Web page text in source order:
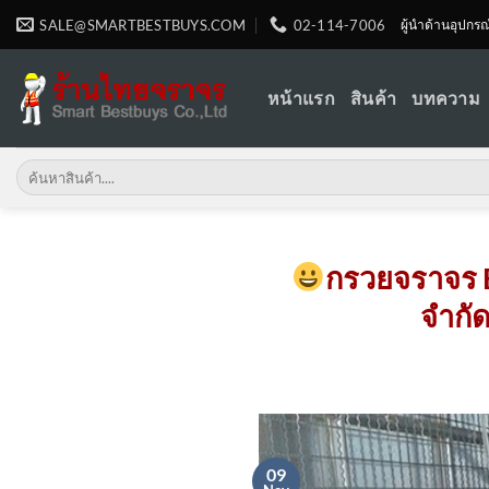
Skip
SALE@SMARTBESTBUYS.COM 02-114-7006 ผู้นำด้านอุปกร
หน้าแรก สินค้า บทความ
Search
for:
กรวยจราจ
จำกั
09